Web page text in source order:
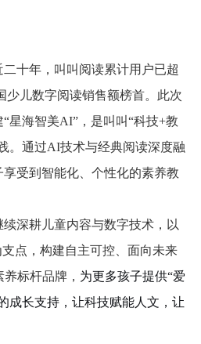
十年，叫叫阅读累计用户已超
少儿数字阅读销售额榜首。此次
星海智美AI”，是叫叫“科技+教
。通过AI技术与经典阅读深度融
受到智能化、个性化的素养教
深耕儿童内容与数字技术，以
点，构建自主可控、面向未来
标杆品牌， 为更多孩子提供“爱
成长支持，让科技赋能人文，让